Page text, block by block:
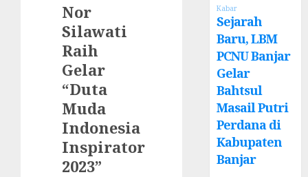
Nor
Silawati
Raih
Gelar
“Duta
Muda
Indonesia
Inspirator
2023”
Kabar
Sejarah
Baru, LBM
PCNU Banjar
Gelar
Bahtsul
Masail Putri
Perdana di
Kabupaten
Banjar